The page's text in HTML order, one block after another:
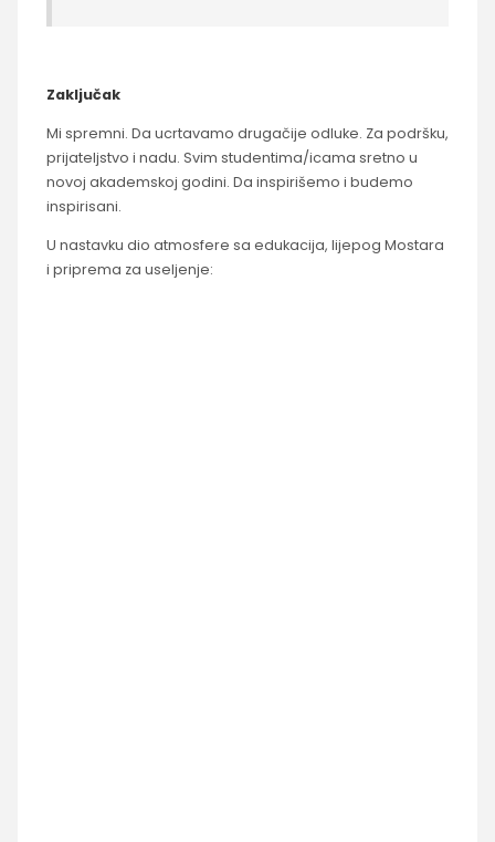
Zaključak
Mi spremni. Da ucrtavamo drugačije odluke. Za podršku,
prijateljstvo i nadu. Svim studentima/icama sretno u
novoj akademskoj godini. Da inspirišemo i budemo
inspirisani.
U nastavku dio atmosfere sa edukacija, lijepog Mostara
i priprema za useljenje: